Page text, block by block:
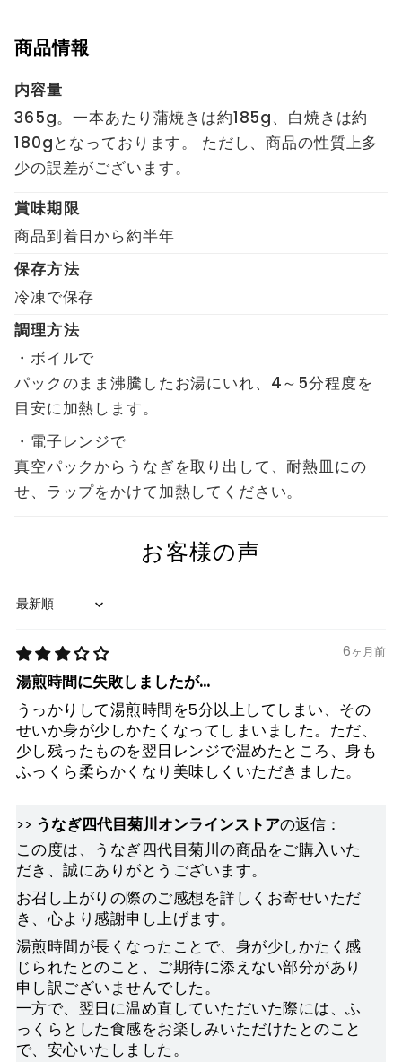
商品情報
内容量
365g。一本あたり蒲焼きは約185g、白焼きは約
180gとなっております。 ただし、商品の性質上多
少の誤差がございます。
賞味期限
商品到着日から約半年
保存方法
冷凍で保存
調理方法
・ボイルで
パックのまま沸騰したお湯にいれ、4～5分程度を
目安に加熱します。
・電子レンジで
真空パックからうなぎを取り出して、耐熱皿にの
せ、ラップをかけて加熱してください。
お客様の声
Sort by
6ヶ月前
湯煎時間に失敗しましたが…
うっかりして湯煎時間を5分以上してしまい、その
せいか身が少しかたくなってしまいました。ただ、
少し残ったものを翌日レンジで温めたところ、身も
ふっくら柔らかくなり美味しくいただきました。
>> うなぎ四代目菊川オンラインストアの返信：
この度は、うなぎ四代目菊川の商品をご購入いた
だき、誠にありがとうございます。
お召し上がりの際のご感想を詳しくお寄せいただ
き、心より感謝申し上げます。
湯煎時間が長くなったことで、身が少しかたく感
じられたとのこと、ご期待に添えない部分があり
申し訳ございませんでした。
一方で、翌日に温め直していただいた際には、ふ
っくらとした食感をお楽しみいただけたとのこと
で、安心いたしました。